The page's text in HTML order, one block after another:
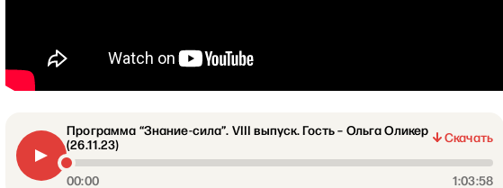
Программа “Знание-сила”. VIII выпуск. Гость – Ольга Оликер
(26.11.23)
Скачать
00:00 1:03:58